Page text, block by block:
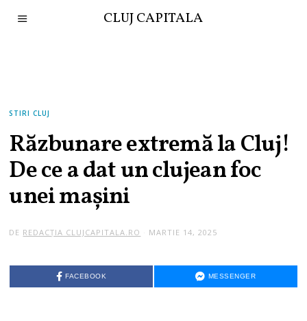
CLUJ CAPITALA
STIRI CLUJ
Răzbunare extremă la Cluj!
De ce a dat un clujean foc
unei mașini
DE REDACȚIA CLUJCAPITALA.RO MARTIE 14, 2025
FACEBOOK MESSENGER